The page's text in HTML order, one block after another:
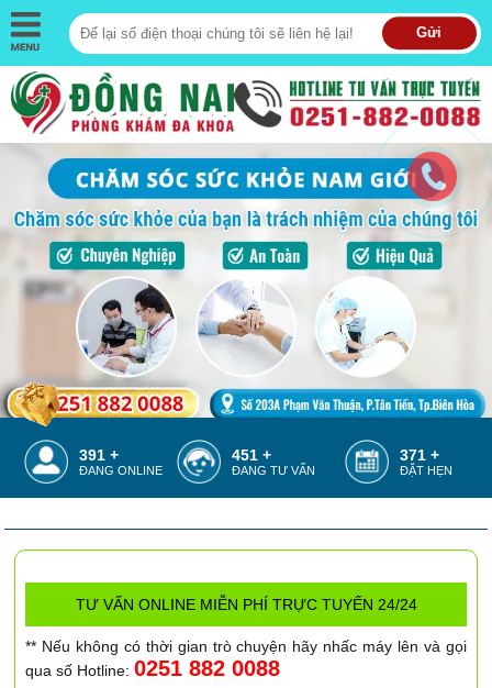
Gửi
391 +
ĐANG ONLINE
451 +
ĐANG TƯ VẤN
371 +
ĐẶT HẸN
TƯ VẤN ONLINE MIỄN PHÍ TRỰC TUYẾN 24/24
** Nếu không có thời gian trò chuyện hãy nhấc máy lên và gọi
qua số Hotline: 0251 882 0088